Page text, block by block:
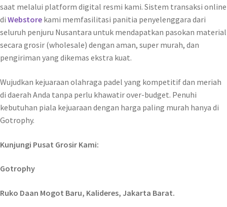
saat melalui platform digital resmi kami. Sistem transaksi online
di Webstore kami memfasilitasi panitia penyelenggara dari
seluruh penjuru Nusantara untuk mendapatkan pasokan material
secara grosir (wholesale) dengan aman, super murah, dan
pengiriman yang dikemas ekstra kuat.
Wujudkan kejuaraan olahraga padel yang kompetitif dan meriah
di daerah Anda tanpa perlu khawatir over-budget. Penuhi
kebutuhan piala kejuaraan dengan harga paling murah hanya di
Gotrophy.
Kunjungi Pusat Grosir Kami:
Gotrophy
Ruko Daan Mogot Baru, Kalideres, Jakarta Barat.